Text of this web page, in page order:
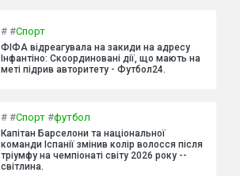
# #Спорт
ФІФА відреагувала на закиди на адресу
Інфантіно: Скоординовані дії, що мають на
меті підрив авторитету - Футбол24.
# #Спорт #футбол
Капітан Барселони та національної
команди Іспанії змінив колір волосся після
тріумфу на чемпіонаті світу 2026 року --
світлина.